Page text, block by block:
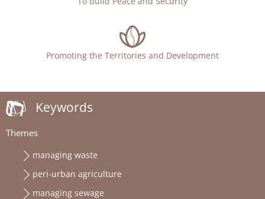
Promoting the Territories and Development
Keywords
Themes
managing waste
peri-urban agriculture
managing sewage